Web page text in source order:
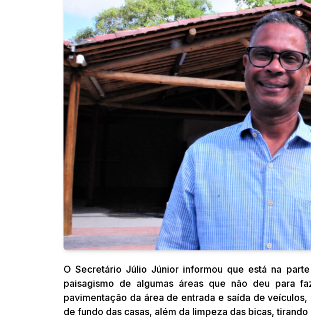
O Secretário Júlio Júnior informou que está na
paisagismo de algumas áreas que não deu para
pavimentação da área de entrada e saída de
de fundo das casas, além da limpeza das bicas,